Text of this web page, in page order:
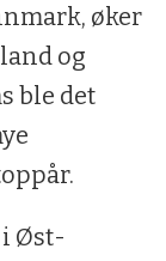
øker
og
ble det
Øst-